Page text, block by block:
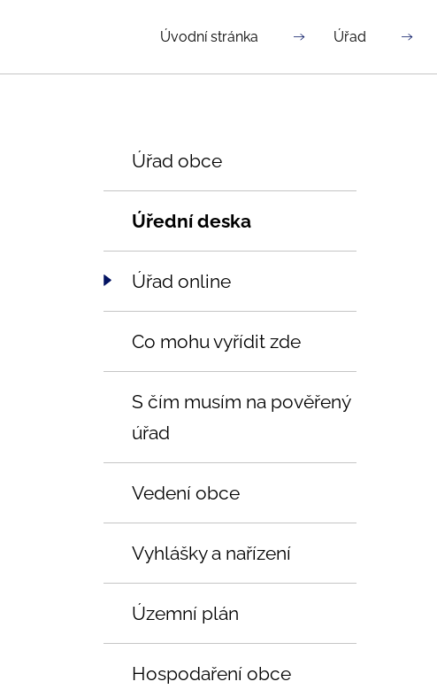
Úvodní stránka Úřad
Úřad obce
Úřední deska
Úřad online
Co mohu vyřídit zde
S čím musím na pověřený
úřad
Vedení obce
Vyhlášky a nařízení
Územní plán
Hospodaření obce